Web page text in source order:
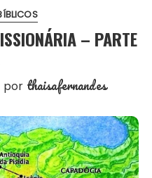
– PARTE
por thaisafernandes